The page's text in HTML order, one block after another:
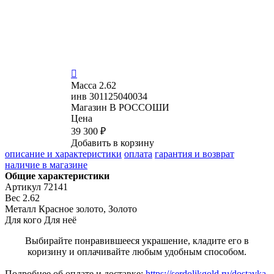

Масса 2.62
инв 301125040034
Магазин В РОССОШИ
Цена
39 300 ₽
Добавить в корзину
описание и характеристики оплата гарантия и возврат
наличие в магазине
Общие характеристики
Артикул 72141
Вес 2.62
Металл Красное золото, Золото
Для кого Для неё
Выбирайте понравившееся украшение, кладите его в
коризину и оплачивайте любым удобным способом.